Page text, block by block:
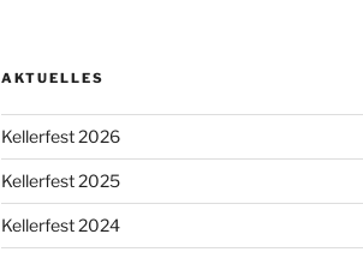
AKTUELLES
Kellerfest 2026
Kellerfest 2025
Kellerfest 2024